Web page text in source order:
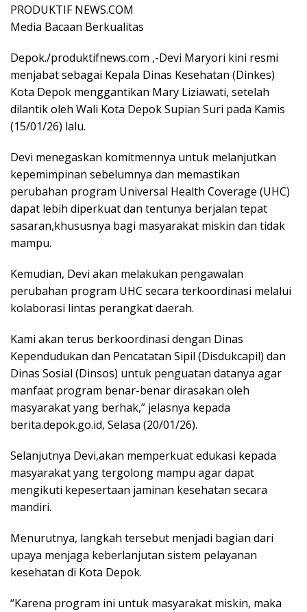
PRODUKTIF NEWS.COM
Media Bacaan Berkualitas
Depok./produktifnews.com ,-Devi Maryori kini resmi
menjabat sebagai Kepala Dinas Kesehatan (Dinkes)
Kota Depok menggantikan Mary Liziawati, setelah
dilantik oleh Wali Kota Depok Supian Suri pada Kamis
(15/01/26) lalu.
Devi menegaskan komitmennya untuk melanjutkan
kepemimpinan sebelumnya dan memastikan
perubahan program Universal Health Coverage (UHC)
dapat lebih diperkuat dan tentunya berjalan tepat
sasaran,khususnya bagi masyarakat miskin dan tidak
mampu.
Kemudian, Devi akan melakukan pengawalan
perubahan program UHC secara terkoordinasi melalui
kolaborasi lintas perangkat daerah.
Kami akan terus berkoordinasi dengan Dinas
Kependudukan dan Pencatatan Sipil (Disdukcapil) dan
Dinas Sosial (Dinsos) untuk penguatan datanya agar
manfaat program benar-benar dirasakan oleh
masyarakat yang berhak,” jelasnya kepada
berita.depok.go.id, Selasa (20/01/26).
Selanjutnya Devi,akan memperkuat edukasi kepada
masyarakat yang tergolong mampu agar dapat
mengikuti kepesertaan jaminan kesehatan secara
mandiri.
Menurutnya, langkah tersebut menjadi bagian dari
upaya menjaga keberlanjutan sistem pelayanan
kesehatan di Kota Depok.
“Karena program ini untuk masyarakat miskin, maka